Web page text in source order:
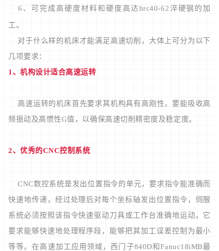
6、可完成高硬度材料和硬度高达hrc40-62淬硬钢的加
工。
对于什么样的机床才能满足高速切削，大体上可分为以下
几项要求：
1、机构设计适合高速运转
高速运转的机床首先要求其机构具有高刚性，要能吸收高
频振动及高惯性G值，以确保高速切削精密度及稳定度。
2、优秀的CNC控制系统
CNC数控系统是发出位置指令的单元，要求指令能准确而
快速地传递，经过处理后对每个坐标轴发出位置指令，伺服
系统必须按照该指令快速驱动刀具或工作台准确地运动。它
要求能够快速地处理程序段，能够把其加工误差控制为最小
等等。在高速加工应用领域，西门子840D和Fanuc18iMB最